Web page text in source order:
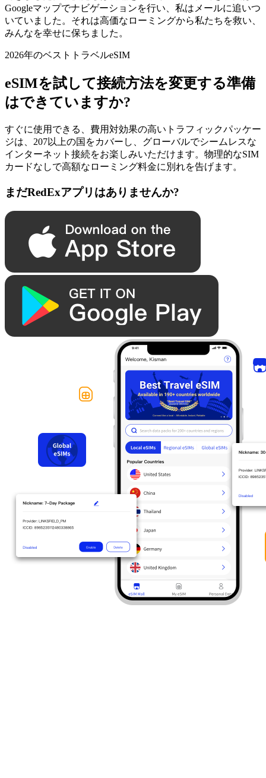
Googleマップでナビゲーションを行い、私はメールに追いつ
いていました。それは高価なローミングから私たちを救い、
みんなを幸せに保ちました。
2026年のベストトラベルeSIM
eSIMを試して接続方法を変更する準備
はできていますか?
すぐに使用できる、費用対効果の高いトラフィックパッケー
ジは、207以上の国をカバーし、グローバルでシームレスな
インターネット接続をお楽しみいただけます。物理的なSIM
カードなしで高額なローミング料金に別れを告げます。
まだRedExアプリはありませんか?